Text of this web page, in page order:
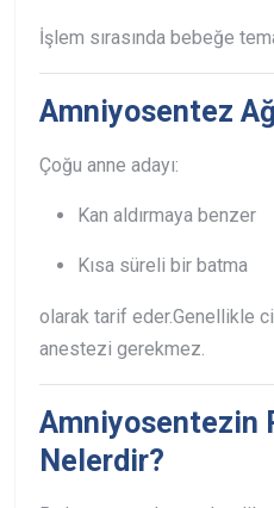
İşlem sırasında bebeğe
Amniyosentez
Çoğu anne adayı:
Kan aldırmaya benzer
Kısa süreli bir batma
olarak tarif eder.Genellikle
anestezi gerekmez.
Amniyosentezin
Nelerdir?